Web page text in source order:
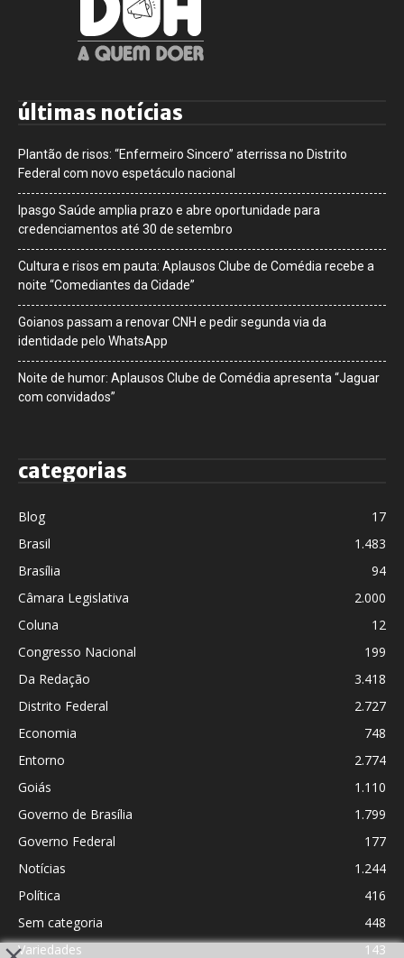
últimas notícias
Plantão de risos: “Enfermeiro Sincero” aterrissa no Distrito
Federal com novo espetáculo nacional
Ipasgo Saúde amplia prazo e abre oportunidade para
credenciamentos até 30 de setembro
Cultura e risos em pauta: Aplausos Clube de Comédia recebe a
noite “Comediantes da Cidade”
Goianos passam a renovar CNH e pedir segunda via da
identidade pelo WhatsApp
Noite de humor: Aplausos Clube de Comédia apresenta “Jaguar
com convidados”
categorias
Blog
17
Brasil
1.483
Brasília
94
Câmara Legislativa
2.000
Coluna
12
Congresso Nacional
199
Da Redação
3.418
Distrito Federal
2.727
Economia
748
Entorno
2.774
Goiás
1.110
Governo de Brasília
1.799
Governo Federal
177
Notícias
1.244
Política
416
Sem categoria
448
Variedades
143